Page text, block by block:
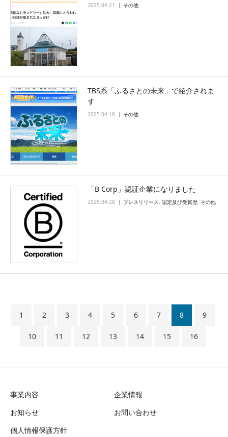
2025.04.21 その他
TBS系「ふるさとの未来」で紹介されま
す
2025.04.18 その他
「B Corp」認証企業になりました
2025.04.28 プレスリリース, 認定及び受賞歴, その他
1 2 3 4 5 6 7 8 9
10 11 12 13 14 15 16
事業内容
企業情報
お知らせ
お問い合わせ
個人情報保護方針